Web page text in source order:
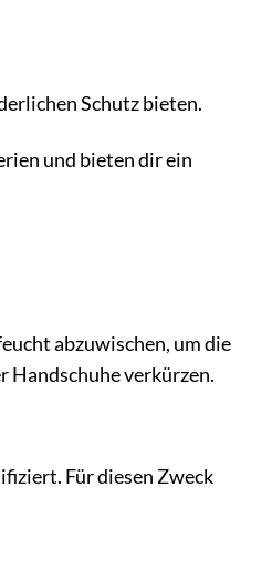
Schutz bieten.
und bieten dir ein
abzuwischen, um die
Handschuhe verkürzen.
Für diesen Zweck